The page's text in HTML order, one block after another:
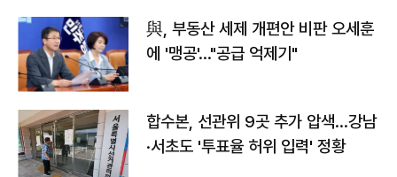
與, 부동산 세제 개편안 비판 오세훈
에 '맹공'…"공급 억제기"
합수본, 선관위 9곳 추가 압색…강남
·서초도 '투표율 허위 입력' 정황